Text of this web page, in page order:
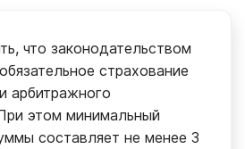
что законодательством
страхование
арбитражного
этом минимальный
составляет не менее 3